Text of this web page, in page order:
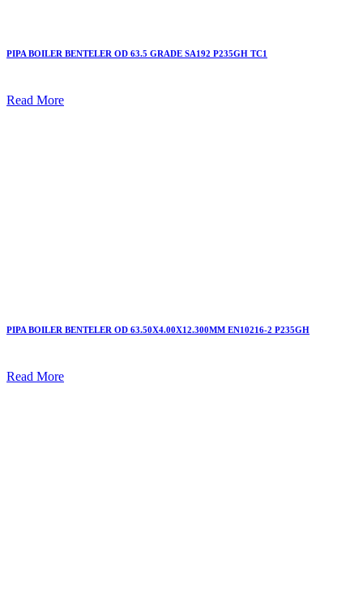
PIPA BOILER BENTELER OD 63.5 GRADE SA192 P235GH TC1
Read More
PIPA BOILER BENTELER OD 63.50X4.00X12.300MM EN10216-2 P235GH
Read More